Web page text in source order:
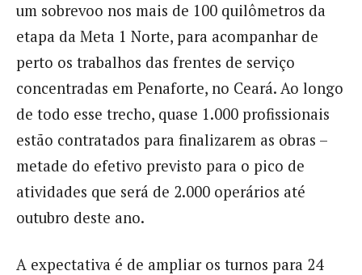
um sobrevoo nos mais de 100 quilômetros da
etapa da Meta 1 Norte, para acompanhar de
perto os trabalhos das frentes de serviço
concentradas em Penaforte, no Ceará. Ao longo
de todo esse trecho, quase 1.000 profissionais
estão contratados para finalizarem as obras –
metade do efetivo previsto para o pico de
atividades que será de 2.000 operários até
outubro deste ano.
A expectativa é de ampliar os turnos para 24